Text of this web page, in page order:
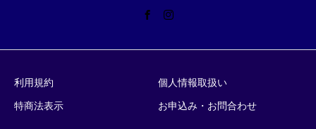
利用規約 個人情報取扱い
特商法表示 お申込み・お問合わせ